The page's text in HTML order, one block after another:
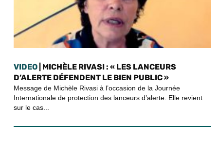
VIDEO | MICHÈLE RIVASI : « LES LANCEURS
D’ALERTE DÉFENDENT LE BIEN PUBLIC »
Message de Michèle Rivasi à l’occasion de la Journée
Internationale de protection des lanceurs d’alerte. Elle revient
sur le cas...